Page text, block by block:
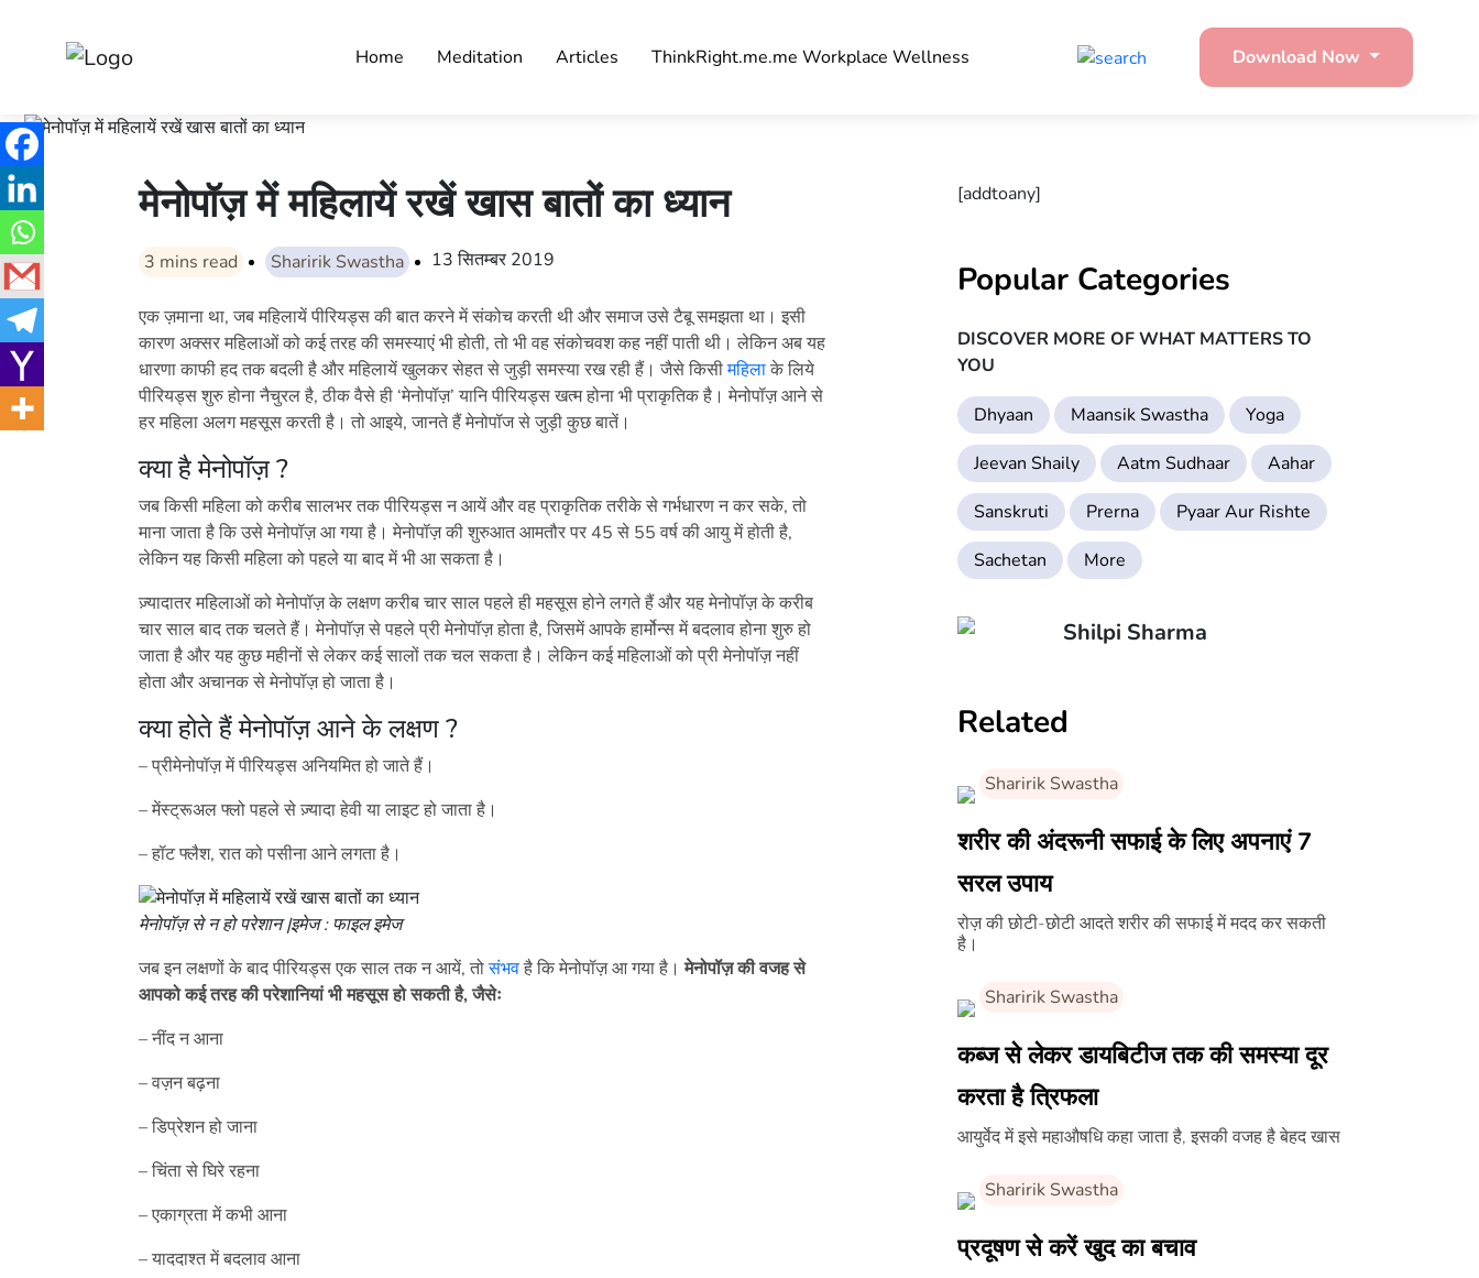
Home Meditation Articles ThinkRight.me.me Workplace Wellness Download Now
मेनोपॉज़ में महिलायें रखें खास बातों का ध्यान
3 mins read Sharirik Swastha 13 सितम्बर 2019
एक ज़माना था, जब महिलायें पीरियड्स की बात करने में संकोच करती थी और समाज उसे टैबू समझता था। इसी
कारण अक्सर महिलाओं को कई तरह की समस्याएं भी होती, तो भी वह संकोचवश कह नहीं पाती थी। लेकिन अब यह
धारणा काफी हद तक बदली है और महिलायें खुलकर सेहत से जुड़ी समस्या रख रही हैं। जैसे किसीमहिलाके लिये
पीरियड्स शुरु होना नैचुरल है, ठीक वैसे ही ‘मेनोपॉज़’ यानि पीरियड्स खत्म होना भी प्राकृतिक है। मेनोपॉज़ आने से
हर महिला अलग महसूस करती है। तो आइये, जानते हैं मेनोपॉज से जुड़ी कुछ बातें।
क्या है मेनोपॉज़ ?
जब किसी महिला को करीब सालभर तक पीरियड्स न आयें और वह प्राकृतिक तरीके से गर्भधारण न कर सके, तो
माना जाता है कि उसे मेनोपॉज़ आ गया है। मेनोपॉज़ की शुरुआत आमतौर पर 45 से 55 वर्ष की आयु में होती है,
लेकिन यह किसी महिला को पहले या बाद में भी आ सकता है।
ज़्यादातर महिलाओं को मेनोपॉज़ के लक्षण करीब चार साल पहले ही महसूस होने लगते हैं और यह मेनोपॉज़ के करीब
चार साल बाद तक चलते हैं। मेनोपॉज़ से पहले प्री मेनोपॉज़ होता है, जिसमें आपके हार्मोन्स में बदलाव होना शुरु हो
जाता है और यह कुछ महीनों से लेकर कई सालों तक चल सकता है। लेकिन कई महिलाओं को प्री मेनोपॉज़ नहीं
होता और अचानक से मेनोपॉज़ हो जाता है।
क्या होते हैं मेनोपॉज़ आने के लक्षण ?
– प्रीमेनोपॉज़ में पीरियड्स अनियमित हो जाते हैं।
– मेंस्ट्रूअल फ्लो पहले से ज़्यादा हेवी या लाइट हो जाता है।
– हॉट फ्लैश, रात को पसीना आने लगता है।
मेनोपॉज़ से न हो परेशान |इमेज : फाइल इमेज
जब इन लक्षणों के बाद पीरियड्स एक साल तक न आयें, तोसंभवहै कि मेनोपॉज़ आ गया है।मेनोपॉज़ की वजह से
आपको कई तरह की परेशानियां भी महसूस हो सकती है, जैसेः
– नींद न आना
– वज़न बढ़ना
– डिप्रेशन हो जाना
– चिंता से घिरे रहना
– एकाग्रता में कभी आना
– याददाश्त में बदलाव आना
[addtoany]
Popular Categories
DISCOVER MORE OF WHAT MATTERS TO
YOU
Dhyaan Maansik Swastha
Yoga
Jeevan Shaily
Aatm Sudhaar
Aahar
Sanskruti
Prerna
Pyaar Aur Rishte
Sachetan
More
Shilpi Sharma
Related
Sharirik Swastha
शरीर की अंदरूनी सफाई के लिए अपनाएं 7
सरल उपाय
रोज़ की छोटी-छोटी आदते शरीर की सफाई में मदद कर सकती
है।
Sharirik Swastha
कब्ज से लेकर डायबिटीज तक की समस्या दूर
करता है त्रिफला
आयुर्वेद में इसे महाऔषधि कहा जाता है, इसकी वजह है बेहद खास
Sharirik Swastha
प्रदूषण से करें खुद का बचाव